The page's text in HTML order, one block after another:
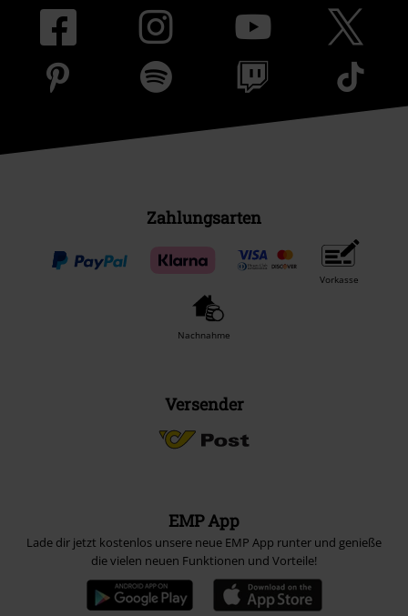
Zahlungsarten
Vorkasse
Nachnahme
Versender
EMP App
Lade dir jetzt kostenlos unsere neue EMP App runter und genieße
die vielen neuen Funktionen und Vorteile!